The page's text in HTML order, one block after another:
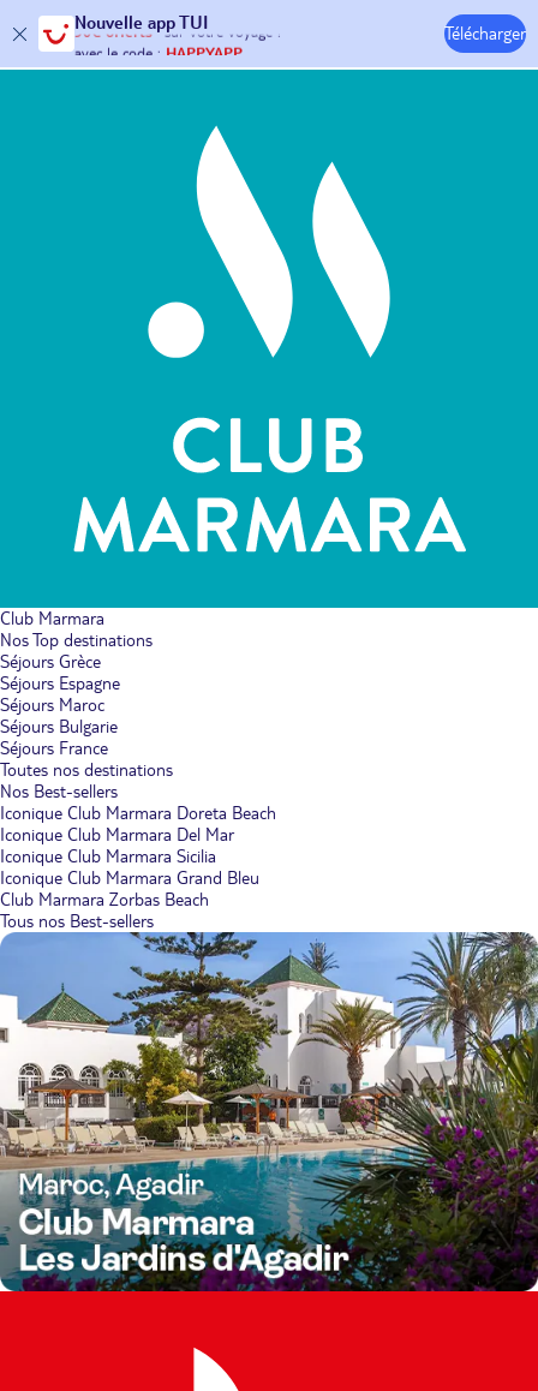
Nouvelle app TUI
30€ offerts* sur votrevoyage !
avec le code :HAPPYAPP
Télécharger
Hôtels & Clubs
Club Marmara
Nos Top destinations
Séjours Grèce
Séjours Espagne
Séjours Maroc
Séjours Bulgarie
Séjours France
Toutes nos destinations
Nos Best-sellers
Iconique Club Marmara Doreta Beach
Iconique Club Marmara Del Mar
Iconique Club Marmara Sicilia
Iconique Club Marmara Grand Bleu
Club Marmara Zorbas Beach
Tous nos Best-sellers